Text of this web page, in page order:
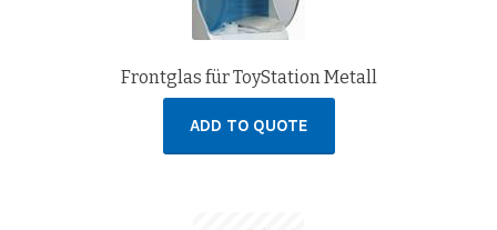
Frontglas für ToyStation Metall
ADD TO QUOTE